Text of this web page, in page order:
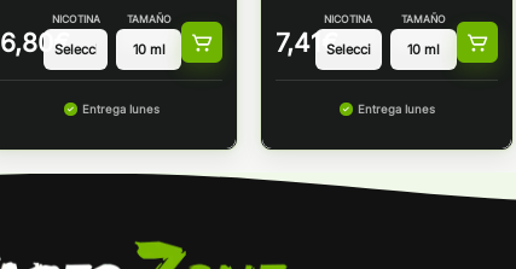
6,80 €
NICOTINA TAMAÑO
Entrega lunes
7,41 €
NICOTINA TAMAÑO
Entrega lunes